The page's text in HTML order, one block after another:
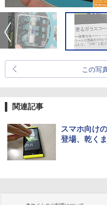
この写
関連記事
スマホ向け
登場、乾く